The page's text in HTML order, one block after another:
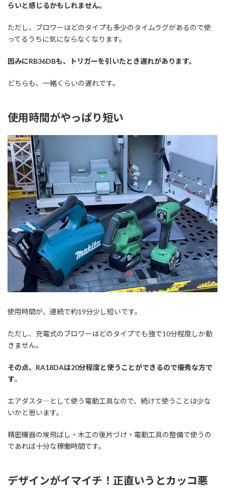
らいと感じるかもしれません。
ただし、ブロワーはどのタイプも多少のタイムラグがあるので使
ってるうちに気にならなくなります。
因みにRB36DBも、トリガーを引いたとき遅れがあります。
どちらも、一緒くらいの遅れです。
使用時間がやっぱり短い
使用時間が、連続で約19分少し短いです。
ただし、充電式のブロワーはどのタイプでも強で10分程度しか動
きません。
その点、RA18DAは20分程度と使うことができるので優秀な方で
す。
エアダスタ―として使う電動工具なので、続けて使うことは少な
いかと思います。
精密機器の埃飛ばし・木工の後片づけ・電動工具の整備で使うの
であれば十分な稼働時間です。
デザインがイマイチ！正直いうとカッコ悪